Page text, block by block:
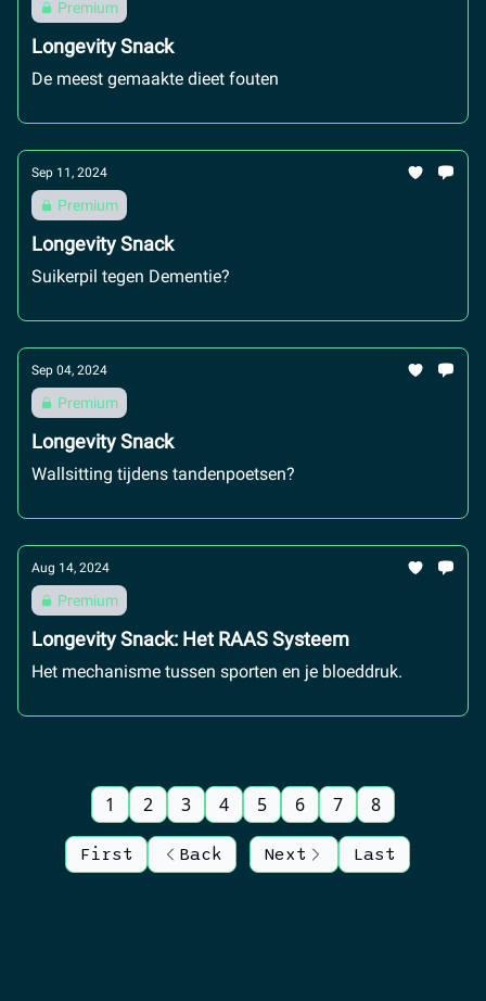
Premium
Longevity Snack
De meest gemaakte dieet fouten
Sep 11, 2024
Premium
Longevity Snack
Suikerpil tegen Dementie?
Sep 04, 2024
Premium
Longevity Snack
Wallsitting tijdens tandenpoetsen?
Aug 14, 2024
Premium
Longevity Snack: Het RAAS Systeem
Het mechanisme tussen sporten en je bloeddruk.
First Back
1 2 3 4 5 6 7 8
Next Last